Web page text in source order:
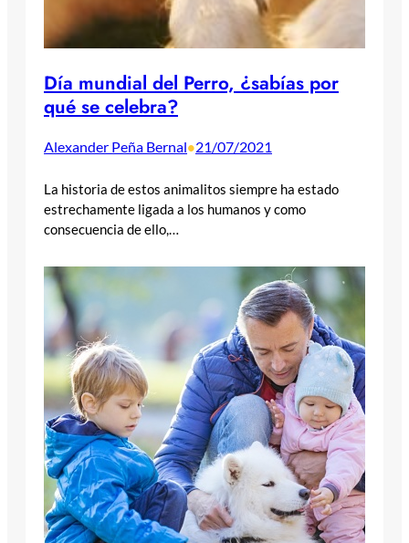
Día mundial del Perro, ¿sabías por
qué se celebra?
Alexander Peña Bernal•21/07/2021
La historia de estos animalitos siempre ha estado
estrechamente ligada a los humanos y como
consecuencia de ello,…